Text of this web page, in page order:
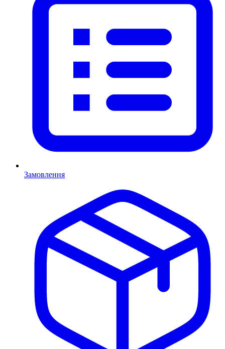
Замовлення